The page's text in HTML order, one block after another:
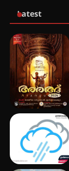
Latest